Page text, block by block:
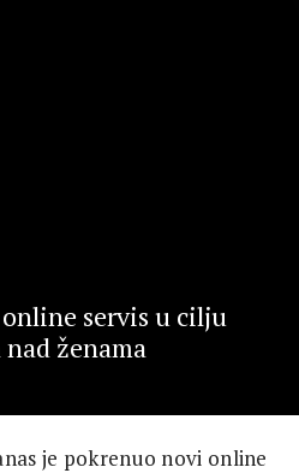
servis u cilju
ženama
je pokrenuo novi online